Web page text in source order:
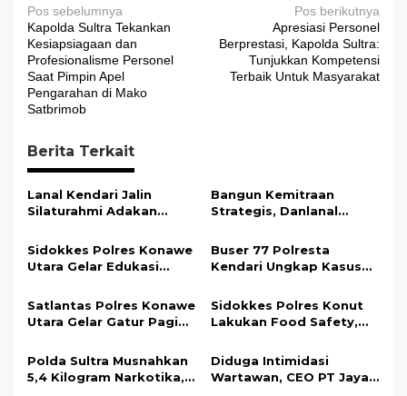
N
a
v
i
g
a
s
i
p
o
s
Pos sebelumnya
Kapolda Sultra Tekankan
Kesiapsiagaan dan
Profesionalisme Personel
Saat Pimpin Apel
Pengarahan di Mako
Satbrimob
Pos berikutnya
Apresiasi Personel
Berprestasi, Kapolda Sultra:
Tunjukkan Kompetensi
Terbaik Untuk Masyarakat
Berita Terkait
Lanal Kendari Jalin
Silaturahmi Adakan
Bersama Insan Pers.
Bangun Kemitraan
Strategis, Danlanal
Wujudkan Informasi
Objektif dan Berimbang
Sidokkes Polres Konawe
Utara Gelar Edukasi
Koroner, Tingkatkan
Kesadaran Personel
akan Pentingnya Hidup
Buser 77 Polresta
Kendari Ungkap Kasus
Hasil Curian Berhasil
Diamankan
Satlantas Polres Konawe
Utara Gelar Gatur Pagi
Ciptakan Kamseltibcar
Lantas dan Pelayanan
Masyarakat
Sidokkes Polres Konut
Lakukan Food Safety,
Memenuhi Standar
Keamanan Dan Layak
Polda Sultra Musnahkan
5,4 Kilogram Narkotika,
Diduga Intimidasi
Wartawan, CEO PT Jaya